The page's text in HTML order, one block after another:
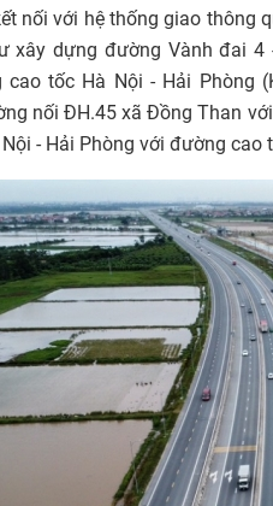
nối với hệ thống giao thông
xây dựng đường Vành đai
tốc Hà Nội - Hải Phòng
nối ĐH.45 xã Đồng Than
- Hải Phòng với đường cao